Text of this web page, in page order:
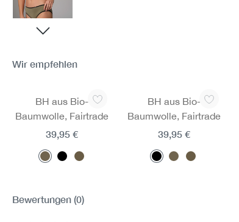
Wir empfehlen
BH aus Bio-
Baumwolle, Fairtrade
39,95 €
BH aus Bio-
Baumwolle, Fairtrade
39,95 €
Bewertungen (0)